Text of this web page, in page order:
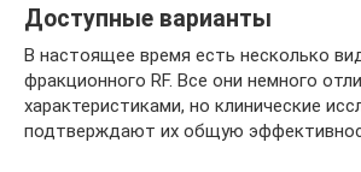
Доступные варианты
В настоящее время есть несколько
фракционного RF. Все они немного
характеристиками, но клинические
подтверждают их общую